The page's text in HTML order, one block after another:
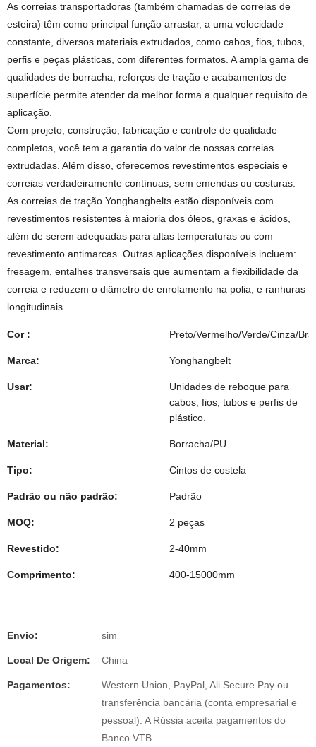
As correias transportadoras (também chamadas de correias de
esteira) têm como principal função arrastar, a uma velocidade
constante, diversos materiais extrudados, como cabos, fios, tubos,
perfis e peças plásticas, com diferentes formatos. A ampla gama de
qualidades de borracha, reforços de tração e acabamentos de
superfície permite atender da melhor forma a qualquer requisito de
aplicação.
Com projeto, construção, fabricação e controle de qualidade
completos, você tem a garantia do valor de nossas correias
extrudadas. Além disso, oferecemos revestimentos especiais e
correias verdadeiramente contínuas, sem emendas ou costuras.
As correias de tração Yonghangbelts estão disponíveis com
revestimentos resistentes à maioria dos óleos, graxas e ácidos,
além de serem adequadas para altas temperaturas ou com
revestimento antimarcas. Outras aplicações disponíveis incluem:
fresagem, entalhes transversais que aumentam a flexibilidade da
correia e reduzem o diâmetro de enrolamento na polia, e ranhuras
longitudinais.
Cor : Preto/Vermelho/Verde/Cinza/
Marca: Yonghangbelt
Usar:
Unidades de reboque para
cabos, fios, tubos e perfis de
plástico.
Material: Borracha/PU
Tipo: Cintos de costela
Padrão ou não padrão: Padrão
MOQ: 2 peças
Revestido: 2-40mm
Comprimento: 400-15000mm
Envio: sim
Local De Origem: China
Pagamentos:
Western Union, PayPal, Ali Secure Pay ou
transferência bancária (conta empresarial e
pessoal). A Rússia aceita pagamentos do
Banco VTB.